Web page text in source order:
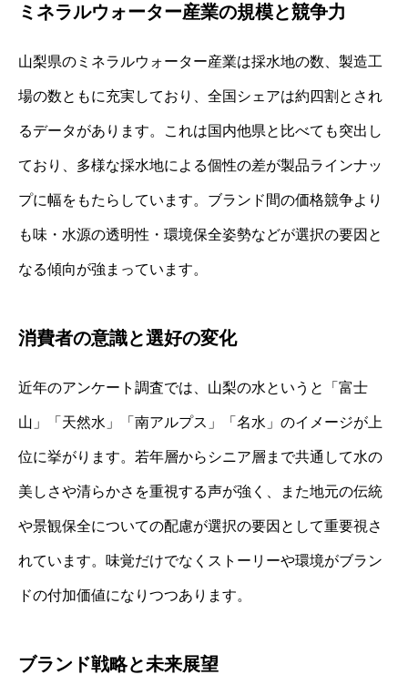
ミネラルウォーター産業の規模と競争力
山梨県のミネラルウォーター産業は採水地の数、製造工
場の数ともに充実しており、全国シェアは約四割とされ
るデータがあります。これは国内他県と比べても突出し
ており、多様な採水地による個性の差が製品ラインナッ
プに幅をもたらしています。ブランド間の価格競争より
も味・水源の透明性・環境保全姿勢などが選択の要因と
なる傾向が強まっています。
消費者の意識と選好の変化
近年のアンケート調査では、山梨の水というと「富士
山」「天然水」「南アルプス」「名水」のイメージが上
位に挙がります。若年層からシニア層まで共通して水の
美しさや清らかさを重視する声が強く、また地元の伝統
や景観保全についての配慮が選択の要因として重要視さ
れています。味覚だけでなくストーリーや環境がブラン
ドの付加価値になりつつあります。
ブランド戦略と未来展望